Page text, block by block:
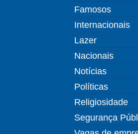
Famosos
Internacionais
Lazer
Nacionais
Notícias
Políticas
Religiosidade
Segurança